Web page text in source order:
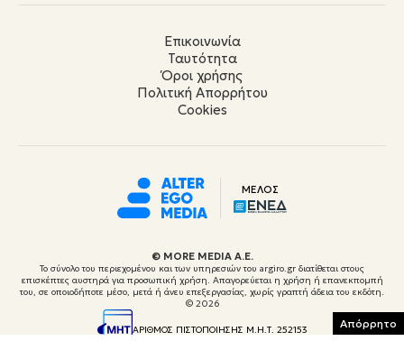
Επικοινωνία
Ταυτότητα
Όροι χρήσης
Πολιτική Απορρήτου
Cookies
ΜΕΛΟΣ
© ΜORE MEDIA Α.Ε.
Το σύνολο του περιεχομένου και των υπηρεσιών του argiro.gr διατίθεται στους
επισκέπτες αυστηρά για προσωπική χρήση. Απαγορεύεται η χρήση ή επανεκπομπή
του, σε οποιοδήποτε μέσο, μετά ή άνευ επεξεργασίας, χωρίς γραπτή άδεια του εκδότη.
© 2026
ΑΡΙΘΜΟΣ ΠΙΣΤΟΠΟΙΗΣΗΣ Μ.Η.Τ. 252153 Απόρρητο